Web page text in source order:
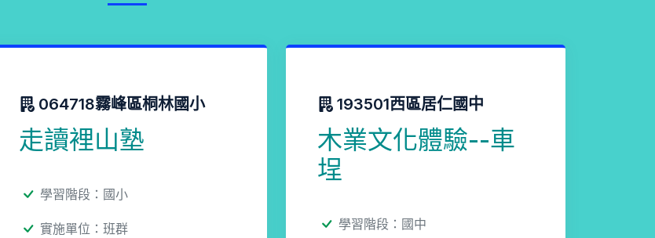
064718霧峰區桐林國小
走讀裡山塾
學習階段：國小
實施單位：班群
193501西區居仁國中
木業文化體驗--車
埕
學習階段：國中